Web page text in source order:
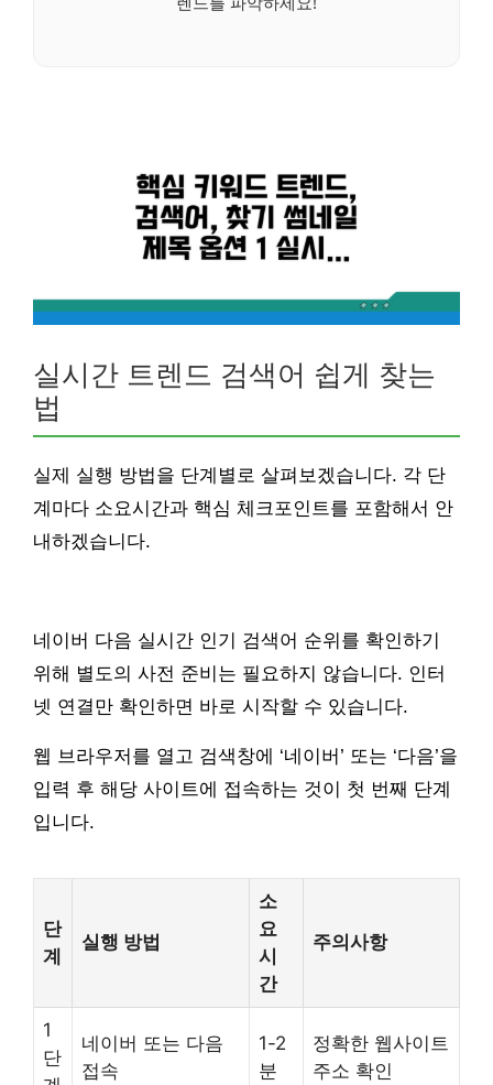
실시간 트렌드 검색어 쉽게 찾는
법
실제 실행 방법을 단계별로 살펴보겠습니다. 각 단
계마다 소요시간과 핵심 체크포인트를 포함해서 안
내하겠습니다.
네이버 다음 실시간 인기 검색어 순위를 확인하기
위해 별도의 사전 준비는 필요하지 않습니다. 인터
넷 연결만 확인하면 바로 시작할 수 있습니다.
웹 브라우저를 열고 검색창에 ‘네이버’ 또는 ‘다음’을
입력 후 해당 사이트에 접속하는 것이 첫 번째 단계
입니다.
단
계
실행 방법
소
요
시
간
주의사항
1
단
네이버 또는 다음
접속
1-2
분
정확한 웹사이트
주소 확인